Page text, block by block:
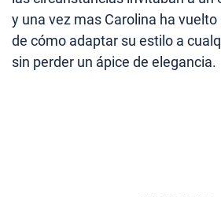
y una vez mas Carolina ha
de cómo adaptar su estilo a
sin perder un ápice de elegancia.